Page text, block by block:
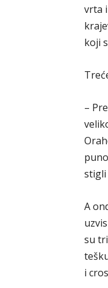
vrta
koji
–
stigli
A
su
i